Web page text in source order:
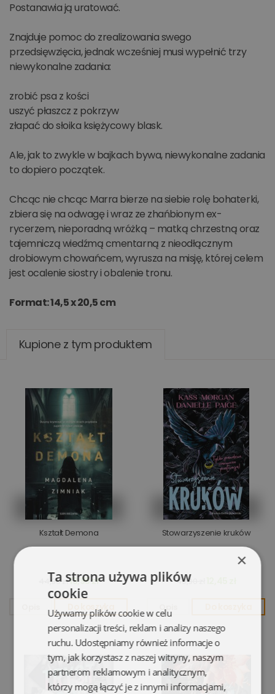
Postanawia ją uratować.
Znajduje pomoc do zrealizowania swego
przedsięwzięcia, jednak wcześniej musi wypełnić trzy
niewykonalne zadania:
zrobić psa z kości
uszyć płaszcz z pokrzyw
złapać do słoika księżycowy blask.
Ale, jak to zwykle w bajkach bywa, niewykonalne zadania
to dopiero początek.
Chcąc nie chcąc Marra bierze na siebie rolę bohaterki,
zbiera się na odwagę i wraz ze zhańbionym ex-
rycerzem, nieporadną wróżką – matką chrzestną oraz
tajemniczą wiedźmą cmentarną z nieodłącznym
drobiowym chowańcem, wyrusza na misję, której celem
jest ocalenie siostry i obalenie tronu.
Format: 14,5 x 20,5 cm
Kupione z tym produktem
Kształt Demona
44,90 zł13,95 zł
Do koszyka
Stowarzyszenie kruków
49,90 zł
Opis
×
Ta strona używa plików
cookie
Używamy plików cookie w celu
personalizacji treści, reklam i analizy naszego
ruchu. Udostępniamy również informacje o
tym, jak korzystasz z naszej witryny, naszym
partnerom reklamowym i analitycznym,
którzy mogą łączyć je z innymi informacjami,